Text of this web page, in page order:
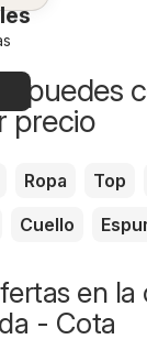
puedes
precio
Ropa Top
Cuello
en la
- Cota